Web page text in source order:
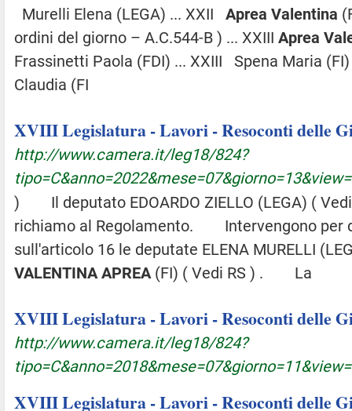
Murelli Elena (LEGA) ... XXII Aprea Valentina
ordini del giorno – A.C.544-B ) ... XXIII Aprea
Frassinetti Paola (FDI) ... XXIII Spena Maria
Claudia (FI
XVIII Legislatura - Lavori - Resoconti delle
http://www.camera.it/leg18/824?
) Il deputato EDOARDO ZIELLO (LEGA) (
richiamo al Regolamento. Intervengono per
sull'articolo 16 le deputate ELENA MURELLI
VALENTINA APREA(FI) ( Vedi RS ) . La
XVIII Legislatura - Lavori - Resoconti delle
http://www.camera.it/leg18/824?
XVIII Legislatura - Lavori - Resoconti delle